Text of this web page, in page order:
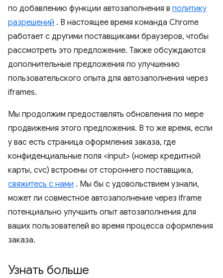
по добавлению функции автозаполнения в политику
разрешений . В настоящее время команда Chrome
работает с другими поставщиками браузеров, чтобы
рассмотреть это предложение. Также обсуждаются
дополнительные предложения по улучшению
пользовательского опыта для автозаполнения через
iframes.
Мы продолжим предоставлять обновления по мере
продвижения этого предложения. В то же время, если
у вас есть страница оформления заказа, где
конфиденциальные поля <input> (номер кредитной
карты, cvc) встроены от стороннего поставщика,
свяжитесь с нами . Мы бы с удовольствием узнали,
может ли совместное автозаполнение через iframe
потенциально улучшить опыт автозаполнения для
ваших пользователей во время процесса оформления
заказа.
Узнать больше